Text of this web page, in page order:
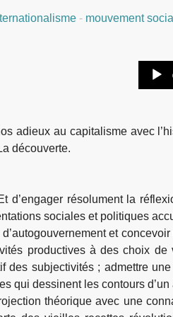
- mouvement social
adieux au capitalisme avec
découverte.
d’engager résolument la
sociales et politiques
et
productives à des choix
des subjectivités ; admettre
qui dessinent les contours
théorique avec une